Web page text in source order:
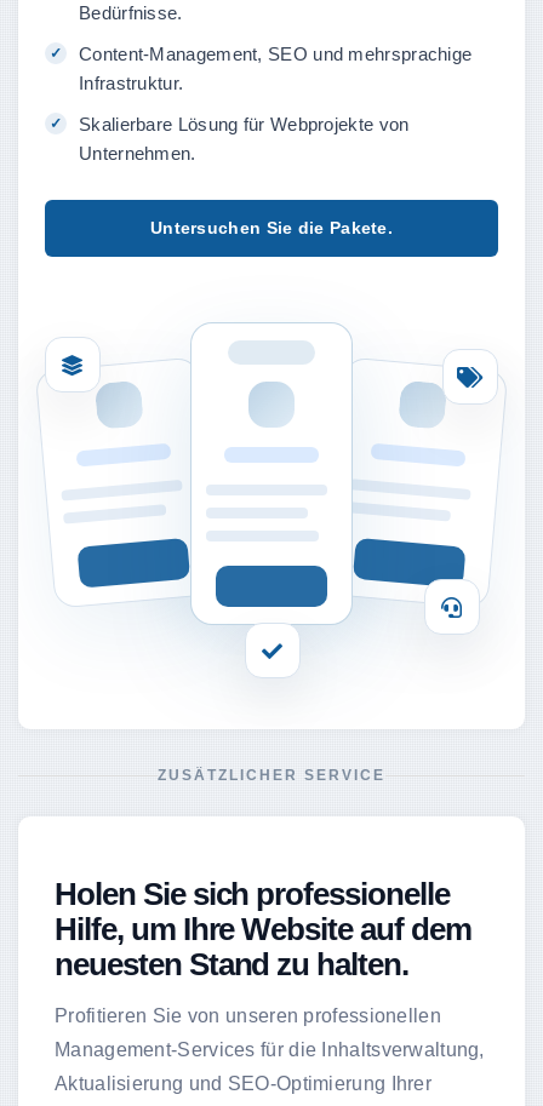
Bedürfnisse.
Content-Management, SEO und mehrsprachige
Infrastruktur.
Skalierbare Lösung für Webprojekte von
Unternehmen.
Untersuchen Sie die Pakete.
ZUSÄTZLICHER SERVICE
Holen Sie sich professionelle
Hilfe, um Ihre Website auf dem
neuesten Stand zu halten.
Profitieren Sie von unseren professionellen
Management-Services für die Inhaltsverwaltung,
Aktualisierung und SEO-Optimierung Ihrer